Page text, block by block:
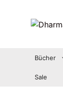
Bücher
Sale